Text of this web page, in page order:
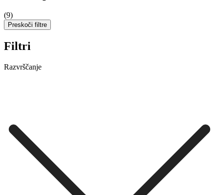
(9)
Preskoči filtre
Filtri
Razvrščanje